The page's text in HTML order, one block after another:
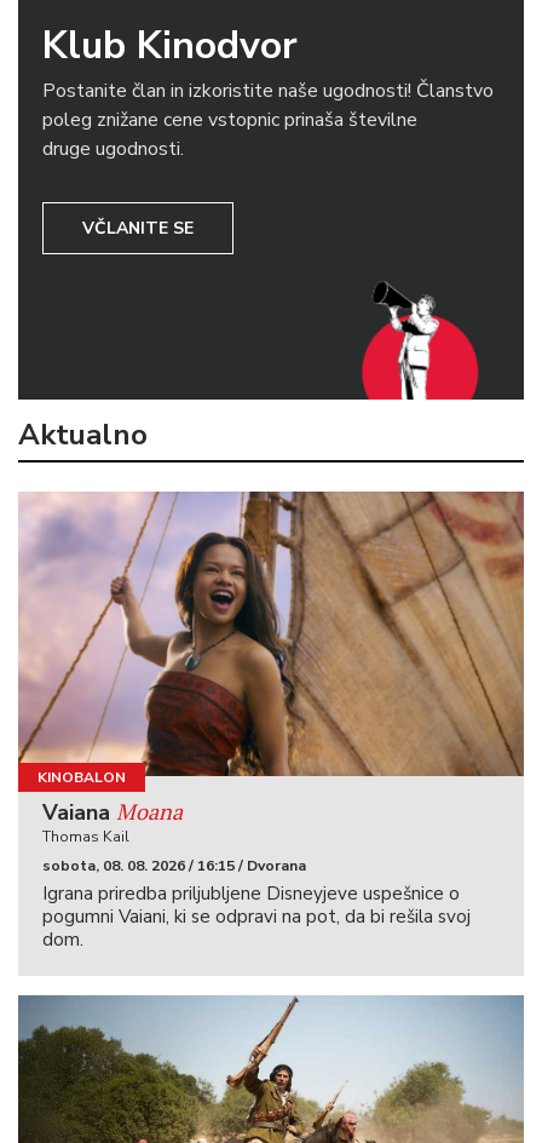
Klub Kinodvor
Postanite član in izkoristite naše ugodnosti! Članstvo
poleg znižane cene vstopnic prinaša številne
druge ugodnosti.
VČLANITE SE
Aktualno
KINOBALON
Vaiana Moana
Thomas Kail
sobota, 08. 08. 2026 / 16:15 / Dvorana
Igrana priredba priljubljene Disneyjeve uspešnice o
pogumni Vaiani, ki se odpravi na pot, da bi rešila svoj
dom.